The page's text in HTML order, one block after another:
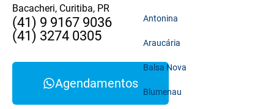
Bacacheri, Curitiba, PR
(41) 9 9167 9036
(41) 3274 0305
Agendamentos
Antonina
Araucária
Balsa Nova
Blumenau